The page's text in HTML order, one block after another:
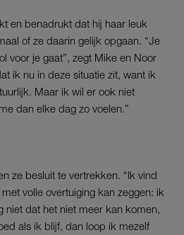
en benadrukt dat hij haar leuk
of ze daarin gelijk opgaan. “Je
voor je gaat”, zegt Mike en Noor
ik nu in deze situatie zit, want ik
Maar ik wil er ook niet
dan elke dag zo voelen.”
ze besluit te vertrekken. “Ik vind
volle overtuiging kan zeggen: ik
niet dat het niet meer kan komen,
als ik blijf, dan loop ik mezelf